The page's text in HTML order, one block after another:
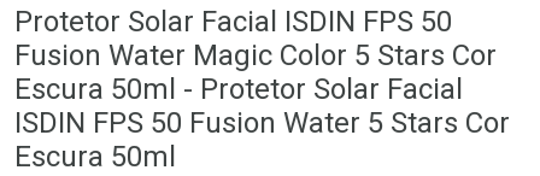
Protetor Solar Facial ISDIN FPS 50
Fusion Water Magic Color 5 Stars Cor
Escura 50ml - Protetor Solar Facial
ISDIN FPS 50 Fusion Water 5 Stars Cor
Escura 50ml